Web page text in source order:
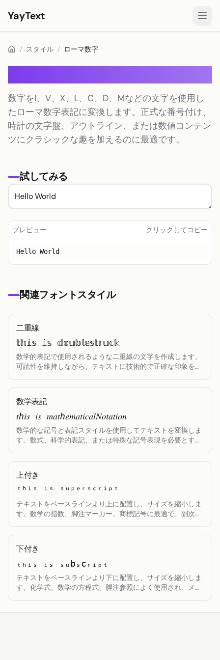
YayText
スタイル
遊ぶ🚀
Instagramフォント
Facebookフォント
TikTokフォント
Twitter/Xフォント
筆記体テキスト
エステティックテキスト
小さい文字
Toggle theme
/ スタイル / ローマ数字
数字をI、V、X、L、C、D、Mなどの文字を使用し
たローマ数字表記に変換します。正式な番号付け、
時計の文字盤、アウトライン、または数値コンテン
ツにクラシックな趣を加えるのに最適です。
試してみる
プレビュー クリックしてコピー
Hello World
関連フォントスタイル
二重線
𝕥𝕙𝕚𝕤 𝕚𝕤 𝕕𝕠𝕦𝕓𝕝𝕖𝕤𝕥𝕣𝕦𝕔𝕜
数学的表記で使用されるような二重線の文字を作成します。
可読性を維持しながら、テキストに技術的で正確な印象を与
数学表記
𝑡ℎ𝑖𝑠 𝑖𝑠 𝑚𝑎𝑡ℎ𝑒𝑚𝑎𝑡𝑖𝑐𝑎𝑙𝑁𝑜𝑡𝑎𝑡𝑖𝑜𝑛
数学的な記号と表記スタイルを使用してテキストを変換しま
す。数式、科学的表記、または特殊な記号表現を必要とする
上付き
ᵗʰⁱˢ ⁱˢ ˢᵘᵖᵉʳˢᶜʳⁱᵖᵗ
テキストをベースラインより上に配置し、サイズを縮小しま
す。数学の指数、脚注マーカー、商標記号に最適で、副次的
下付き
ₜₕᵢₛ ᵢₛ ₛᵤbₛcᵣᵢₚₜ
テキストをベースラインより下に配置し、サイズを縮小しま
す。化学式、数学の方程式、脚注参照によく使用され、メイ